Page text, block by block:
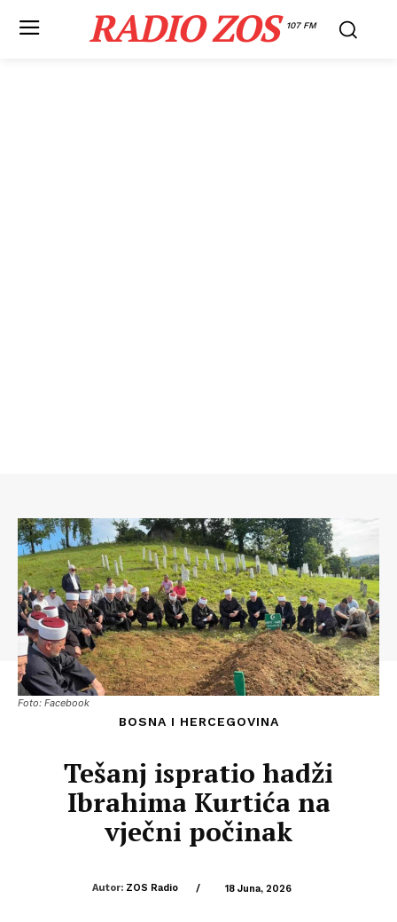
RADIO ZOS 107 FM
Foto: Facebook
BOSNA I HERCEGOVINA
Tešanj ispratio hadži
Ibrahima Kurtića na
vječni počinak
Autor: ZOS Radio / 18 Juna, 2026